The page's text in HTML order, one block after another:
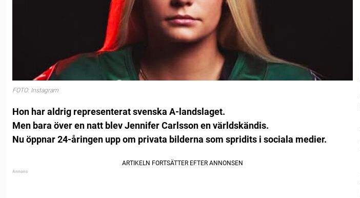
FOTO: Instagram
Hon har aldrig representerat svenska A-landslaget.
Men bara över en natt blev Jennifer Carlsson en världskändis.
Nu öppnar 24-åringen upp om privata bilderna som spridits i sociala medier.